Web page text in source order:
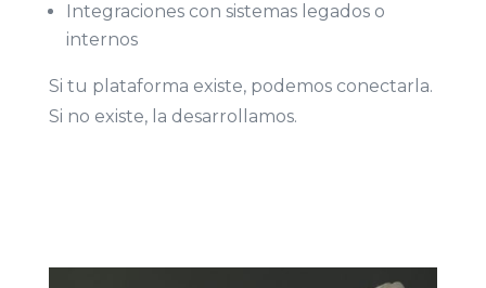
Integraciones con sistemas legados o
internos
Si tu plataforma existe, podemos conectarla.
Si no existe, la desarrollamos.